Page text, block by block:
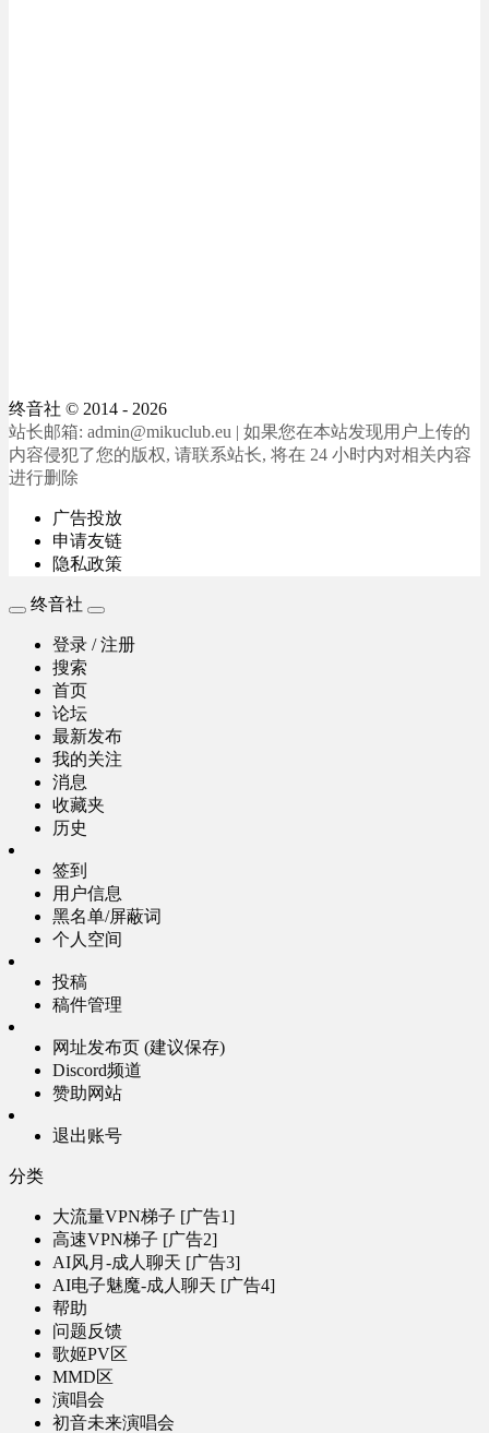
终音社 © 2014 - 2026
站长邮箱: admin@mikuclub.eu | 如果您在本站发现用户上传的
内容侵犯了您的版权, 请联系站长, 将在 24 小时内对相关内容
进行删除
广告投放
申请友链
隐私政策
终音社
登录 / 注册
搜索
首页
论坛
最新发布
我的关注
消息
收藏夹
历史
签到
用户信息
黑名单/屏蔽词
个人空间
投稿
稿件管理
网址发布页 (建议保存)
Discord频道
赞助网站
退出账号
分类
大流量VPN梯子 [广告1]
高速VPN梯子 [广告2]
AI风月-成人聊天 [广告3]
AI电子魅魔-成人聊天 [广告4]
帮助
问题反馈
歌姬PV区
MMD区
演唱会
初音未来演唱会